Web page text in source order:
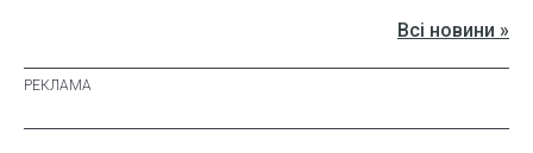
Всі новини »